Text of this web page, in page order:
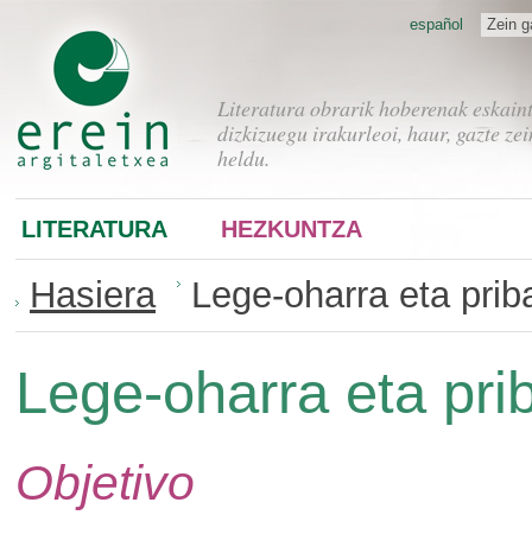
Literatura obrarik hoberenak
dizkizuegu irakurleoi, haur, gazte
heldu.
Zein
español
LITERATURA HEZKUNTZA
Hasiera Lege-oharra eta
Lege-oharra eta
Objetivo